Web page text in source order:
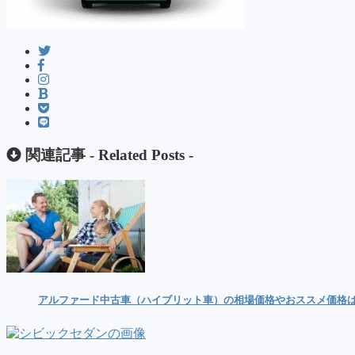
関連記事 - Related Posts -
アルファード中古車（ハイブリット車）の相場価格やおススメ価格